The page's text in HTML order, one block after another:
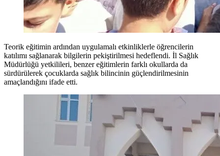
Teorik eğitimin ardından uygulamalı etkinliklerle öğrencilerin
katılımı sağlanarak bilgilerin pekiştirilmesi hedeflendi. İl Sağlık
Müdürlüğü yetkilileri, benzer eğitimlerin farklı okullarda da
sürdürülerek çocuklarda sağlık bilincinin güçlendirilmesinin
amaçlandığını ifade etti.